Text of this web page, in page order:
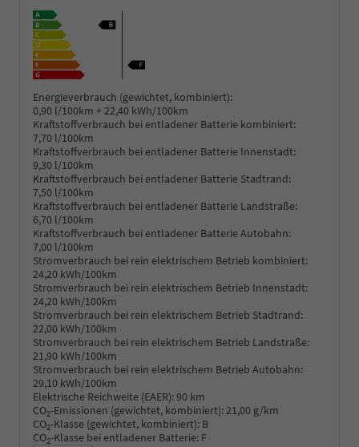
Energieverbrauch (gewichtet, kombiniert):
0,90 l/100km + 22,40 kWh/100km
Kraftstoffverbrauch bei entladener Batterie kombiniert:
7,70 l/100km
Kraftstoffverbrauch bei entladener Batterie Innenstadt:
9,30 l/100km
Kraftstoffverbrauch bei entladener Batterie Stadtrand:
7,50 l/100km
Kraftstoffverbrauch bei entladener Batterie Landstraße:
6,70 l/100km
Kraftstoffverbrauch bei entladener Batterie Autobahn:
7,00 l/100km
Stromverbrauch bei rein elektrischem Betrieb kombiniert:
24,20 kWh/100km
Stromverbrauch bei rein elektrischem Betrieb Innenstadt:
24,20 kWh/100km
Stromverbrauch bei rein elektrischem Betrieb Stadtrand:
22,00 kWh/100km
Stromverbrauch bei rein elektrischem Betrieb Landstraße:
21,90 kWh/100km
Stromverbrauch bei rein elektrischem Betrieb Autobahn:
29,10 kWh/100km
Elektrische Reichweite (EAER):90 km
CO2-Emissionen (gewichtet, kombiniert):21,00 g/km
CO2-Klasse (gewichtet, kombiniert): B
CO2-Klasse bei entladener Batterie: F